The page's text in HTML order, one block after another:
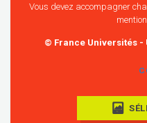
Vous devez accompagner
© France Universités -